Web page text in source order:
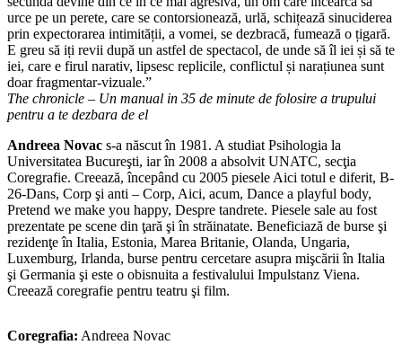
urce pe un perete, care se contorsionează, urlă, schițează sinuciderea
prin expectorarea intimității, a vomei, se dezbracă, fumează o țigară.
E greu să iți revii după un astfel de spectacol, de unde să îl iei și să te
iei, care e firul narativ, lipsesc replicile, conflictul și narațiunea sunt
doar fragmentar-vizuale.”
The chronicle – Un manual in 35 de minute de folosire a trupului
pentru a te dezbara de el
Andreea Novac s-a născut în 1981. A studiat Psihologia la
Universitatea Bucureşti, iar în 2008 a absolvit UNATC, secţia
Coregrafie. Creează, începând cu 2005 piesele Aici totul e diferit, B-
26-Dans, Corp şi anti – Corp, Aici, acum, Dance a playful body,
Pretend we make you happy, Despre tandrete. Piesele sale au fost
prezentate pe scene din ţară şi în străinatate. Beneficiază de burse şi
rezidenţe în Italia, Estonia, Marea Britanie, Olanda, Ungaria,
Luxemburg, Irlanda, burse pentru cercetare asupra mişcării în Italia
şi Germania şi este o obisnuita a festivalului Impulstanz Viena.
Creează coregrafie pentru teatru şi film.
Coregrafia: Andreea Novac